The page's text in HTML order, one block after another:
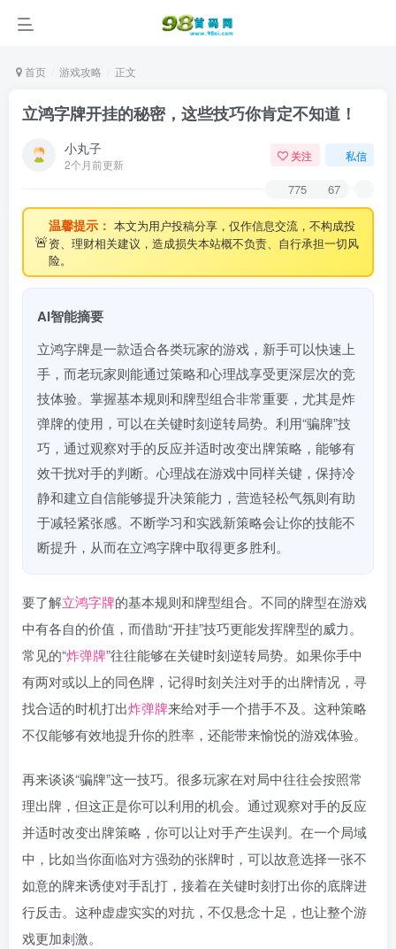
首页 游戏攻略 正文
立鸿字牌开挂的秘密，这些技巧你肯定不知道！
小丸子
2个月前更新
关注 私信
775 67
🚨
温馨提示： 本文为用户投稿分享，仅作信息交流，不构成投
资、理财相关建议，造成损失本站概不负责、自行承担一切风
险。
AI智能摘要
立鸿字牌是一款适合各类玩家的游戏，新手可以快速上
手，而老玩家则能通过策略和心理战享受更深层次的竞
技体验。掌握基本规则和牌型组合非常重要，尤其是炸
弹牌的使用，可以在关键时刻逆转局势。利用“骗牌”技
巧，通过观察对手的反应并适时改变出牌策略，能够有
效干扰对手的判断。心理战在游戏中同样关键，保持冷
静和建立自信能够提升决策能力，营造轻松气氛则有助
于减轻紧张感。不断学习和实践新策略会让你的技能不
断提升，从而在立鸿字牌中取得更多胜利。
要了解立鸿字牌的基本规则和牌型组合。不同的牌型在游戏
中有各自的价值，而借助“开挂”技巧更能发挥牌型的威力。
常见的“炸弹牌”往往能够在关键时刻逆转局势。如果你手中
有两对或以上的同色牌，记得时刻关注对手的出牌情况，寻
找合适的时机打出炸弹牌来给对手一个措手不及。这种策略
不仅能够有效地提升你的胜率，还能带来愉悦的游戏体验。
再来谈谈“骗牌”这一技巧。很多玩家在对局中往往会按照常
理出牌，但这正是你可以利用的机会。通过观察对手的反应
并适时改变出牌策略，你可以让对手产生误判。在一个局域
中，比如当你面临对方强劲的张牌时，可以故意选择一张不
如意的牌来诱使对手乱打，接着在关键时刻打出你的底牌进
行反击。这种虚虚实实的对抗，不仅悬念十足，也让整个游
戏更加刺激。